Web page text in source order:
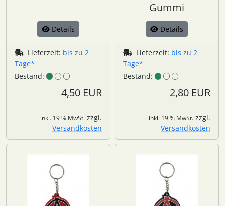
Details
Lieferzeit: bis zu 2
Tage*
Bestand:
4,50 EUR
inkl. 19 % MwSt. zzgl.
Versandkosten
Gummi
Details
Lieferzeit: bis zu 2
Tage*
Bestand:
2,80 EUR
inkl. 19 % MwSt. zzgl.
Versandkosten